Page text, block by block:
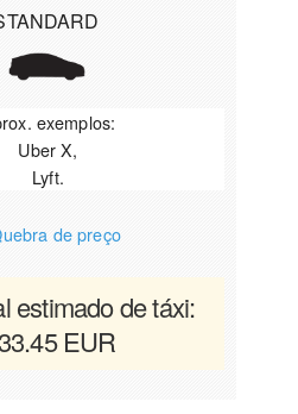
exemplos:
Uber X,
Lyft.
de preço
estimado de táxi:
EUR